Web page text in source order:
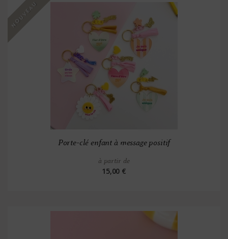
NOUVEAU
Porte-clé enfant à message positif
à partir de
15,00 €